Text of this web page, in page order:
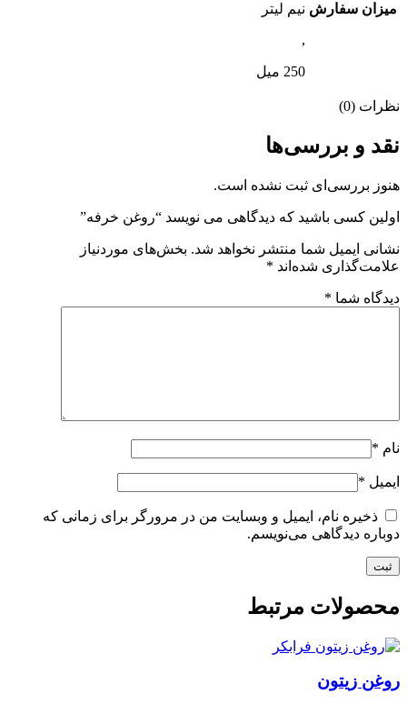
میزان سفارش نیم لیتر
,
250 میل
نظرات (0)
نقد و بررسی‌ها
هنوز بررسی‌ای ثبت نشده است.
اولین کسی باشید که دیدگاهی می نویسد “روغن خرفه”
نشانی ایمیل شما منتشر نخواهد شد. بخش‌های موردنیاز
علامت‌گذاری شده‌اند *
دیدگاه شما *
نام *
ایمیل *
ذخیره نام، ایمیل و وبسایت من در مرورگر برای زمانی که
دوباره دیدگاهی می‌نویسم.
محصولات مرتبط
روغن زیتون